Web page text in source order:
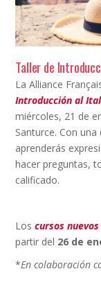
Taller de
La Alliance
Introducción al
miércoles, 21 de
Santurce. Con
aprenderás
hacer preguntas,
calificado.
Loscursos
partir del 26 de
*En colaboración